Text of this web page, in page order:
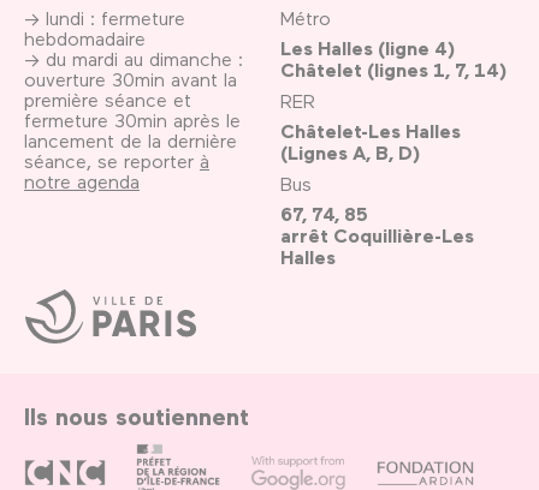
Ville
de
Paris
→ lundi : fermeture
hebdomadaire
→ du mardi au dimanche :
ouverture 30min avant la
première séance et
fermeture 30min après le
lancement de la dernière
séance, se reporter à
notre agenda
Métro
Les Halles (ligne 4)
Châtelet (lignes 1, 7, 14)
RER
Châtelet-Les Halles
(Lignes A, B, D)
Bus
67, 74, 85
arrêt Coquillière-Les
Halles
Ils nous soutiennent